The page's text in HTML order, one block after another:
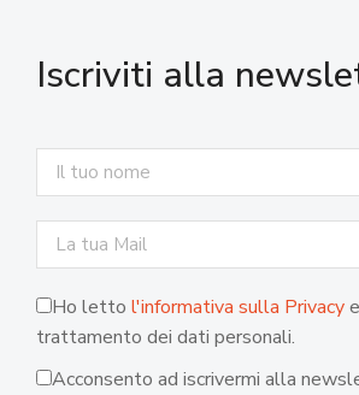
Iscriviti alla
Ho letto l'informativa sulla Privacy
trattamento dei dati personali.
Acconsento ad iscrivermi alla